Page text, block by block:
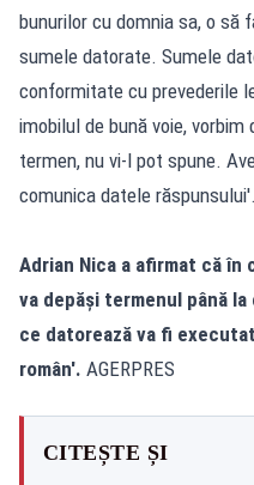
bunurilor cu domnia sa, o să
sumele datorate. Sumele
conformitate cu prevederile
imobilul de bună voie,
termen, nu vi-l pot spune.
comunica datele răspunsului'.
Adrian Nica a afirmat că
va depăși termenul până
ce datorează va fi
român'. AGERPRES
CITEȘTE ȘI